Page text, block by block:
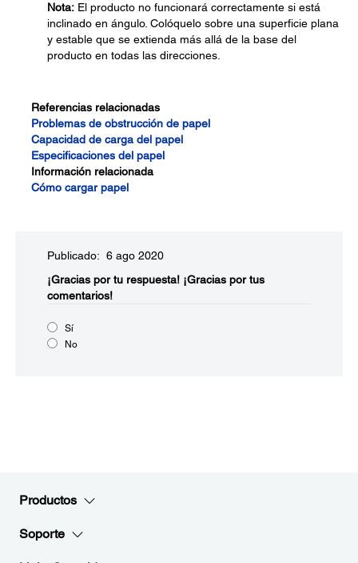
Nota: El producto no funcionará correctamente si está
inclinado en ángulo. Colóquelo sobre una superficie plana
y estable que se extienda más allá de la base del
producto en todas las direcciones.
Referencias relacionadas
Problemas de obstrucción de papel
Capacidad de carga del papel
Especificaciones del papel
Información relacionada
Cómo cargar papel
Publicado: 6 ago 2020
¡Gracias por tu respuesta! ¡Gracias por tus
comentarios!
Sí
No
Productos
Soporte